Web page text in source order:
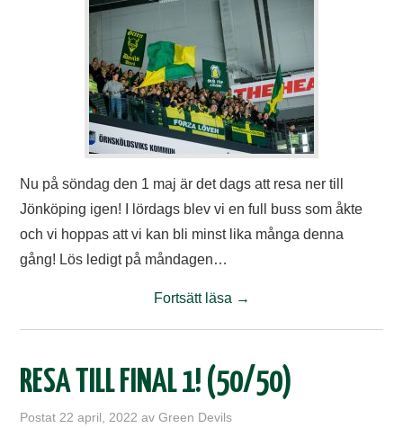
Nu på söndag den 1 maj är det dags att resa ner till
Jönköping igen! I lördags blev vi en full buss som åkte
och vi hoppas att vi kan bli minst lika många denna
gång! Lös ledigt på måndagen…
Fortsätt läsa →
RESA TILL FINAL 1! (50/50)
Postat 22 april, 2022 avGreen Devils